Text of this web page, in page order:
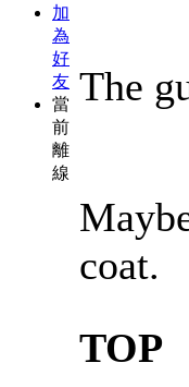
加
為
好
友
當
前
離
線
The
coat.
TOP